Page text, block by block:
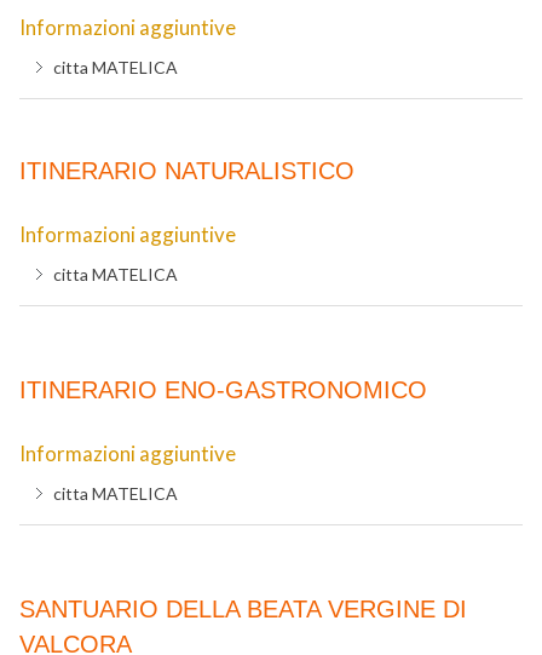
Informazioni aggiuntive
citta MATELICA
ITINERARIO NATURALISTICO
Informazioni aggiuntive
citta MATELICA
ITINERARIO ENO-GASTRONOMICO
Informazioni aggiuntive
citta MATELICA
SANTUARIO DELLA BEATA VERGINE DI
VALCORA